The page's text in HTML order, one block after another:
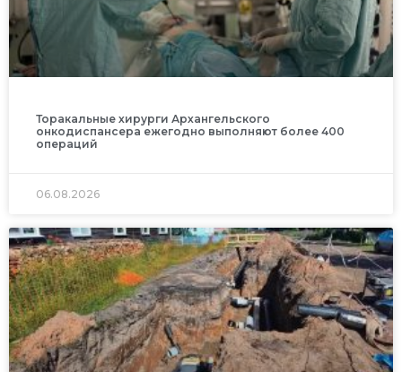
Торакальные хирурги Архангельского
онкодиспансера ежегодно выполняют более 400
операций
06.08.2026